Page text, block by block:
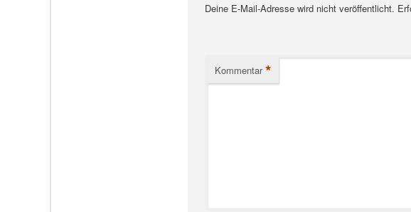
Deine E-Mail-Adresse wird nicht veröffentlicht.
Kommentar *